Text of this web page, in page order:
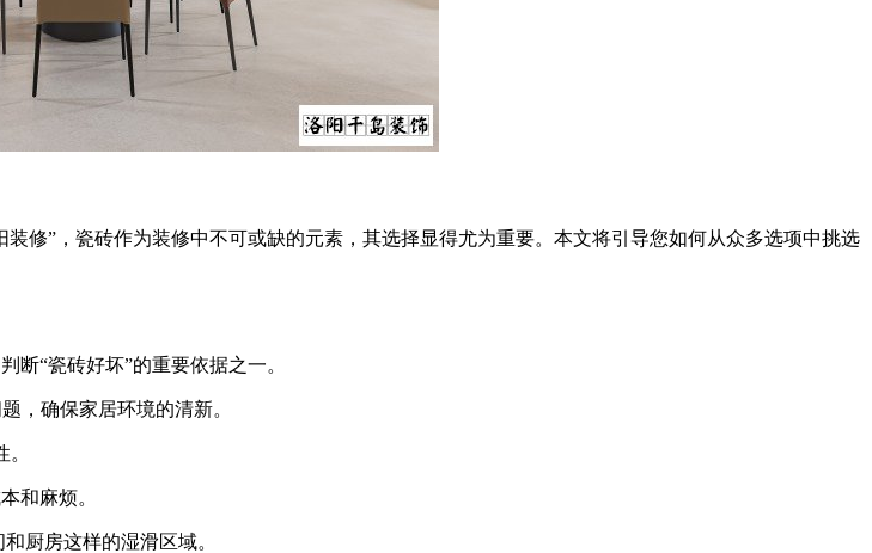
”，瓷砖作为装修中不可或缺的元素，其选择显得尤为重要。本文将引导您如何从众多选项中挑选
断“瓷砖好坏”的重要依据之一。
，确保家居环境的清新。
和麻烦。
厨房这样的湿滑区域。